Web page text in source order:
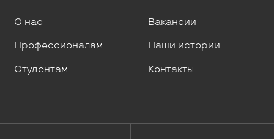
О нас Вакансии
Профессионалам Наши истории
Студентам Контакты